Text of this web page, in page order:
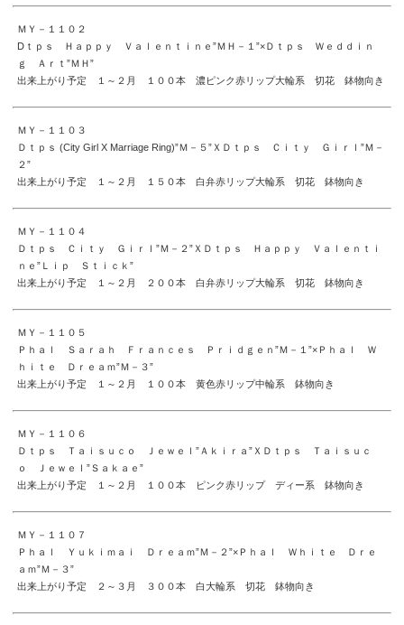
ＭＹ－１１０２
Dｔｐｓ Ｈａｐｐｙ Ｖａｌｅｎｔｉｎｅ”ＭＨ－１”×Ｄｔｐｓ Ｗｅｄｄｉｎ
ｇ Ａｒｔ”ＭＨ”
出来上がり予定 １～２月 １００本 濃ピンク赤リップ大輪系 切花 鉢物向き
ＭＹ－１１０３
Ｄｔｐｓ (City Girl X Marriage Ring)”Ｍ－５”ＸＤｔｐｓ Ｃｉｔｙ Ｇｉｒｌ”Ｍ－
２”
出来上がり予定 １～２月 １５０本 白弁赤リップ大輪系 切花 鉢物向き
ＭＹ－１１０４
Ｄｔｐｓ Ｃｉｔｙ Ｇｉｒｌ”Ｍ－２”ＸＤｔｐｓ Ｈａｐｐｙ Ｖａｌｅｎｔｉ
ｎｅ”Ｌｉｐ Ｓｔｉｃｋ”
出来上がり予定 １～２月 ２００本 白弁赤リップ大輪系 切花 鉢物向き
ＭＹ－１１０５
Ｐｈａｌ Ｓａｒａｈ Ｆｒａｎｃｅｓ Ｐｒｉｄｇｅｎ”Ｍ－１”×Ｐｈａｌ Ｗ
ｈｉｔｅ Ｄｒｅａｍ”Ｍ－３”
出来上がり予定 １～２月 １００本 黄色赤リップ中輪系 鉢物向き
ＭＹ－１１０６
Ｄｔｐｓ Ｔａｉｓｕｃｏ Ｊｅｗｅｌ”Ａｋｉｒａ”ＸＤｔｐｓ Ｔａｉｓｕｃ
ｏ Ｊｅｗｅｌ”Ｓａｋａｅ”
出来上がり予定 １～２月 １００本 ピンク赤リップ ディー系 鉢物向き
ＭＹ－１１０７
Ｐｈａｌ Ｙｕｋｉｍａｉ Ｄｒｅａｍ”Ｍ－２”×Ｐｈａｌ Ｗｈｉｔｅ Ｄｒｅ
ａｍ”Ｍ－３”
出来上がり予定 ２～３月 ３００本 白大輪系 切花 鉢物向き